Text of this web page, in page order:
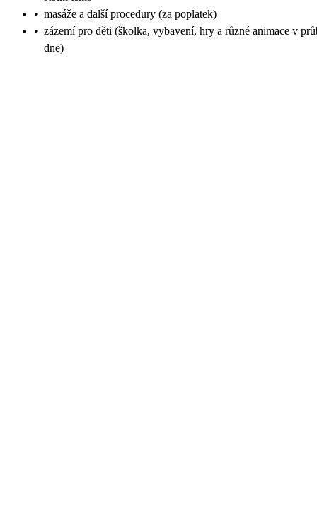
• masáže a další procedury (za poplatek)
• zázemí pro děti (školka, vybavení, hry a různé animace v
dne)